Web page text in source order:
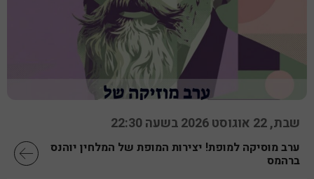
שבת, 22 אוגוסט 2026 בשעה 22:30
ערב מוסיקה למופת! יצירות המופת של המלחין יוהנס
ברהמס